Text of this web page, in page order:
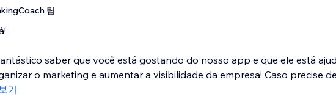
팀
saber que você está gostando do nosso app e que ele está
o marketing e aumentar a visibilidade da empresa! Caso precise
기